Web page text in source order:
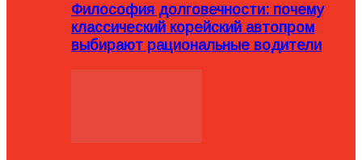
Философия долговечности: почему
классический корейский автопром
выбирают рациональные водители